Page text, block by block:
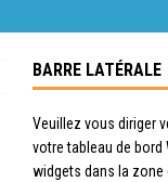
BARRE LATÉRALE
Veuillez vous diriger
votre tableau de
widgets dans la zone